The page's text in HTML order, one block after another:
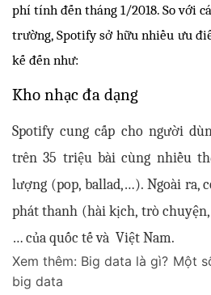
phí tính đến tháng 1/2018. So với
trường, Spotify sở hữu nhiều ưu
kế đến như:
Kho nhạc đa dạng
Spotify cung cấp cho người
trên 35 triệu bài cùng nhiều
lượng (pop, ballad,…). Ngoài ra,
phát thanh (hài kịch, trò
… của quốc tế và  Việt Nam.
Xem thêm: Big data là gì? Một
big data